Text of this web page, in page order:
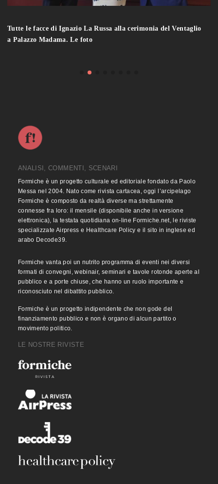
Tutte le facce di Ignazio La Russa alla cerimonia del Ventaglio
a Palazzo Madama. Le foto
ANALISI, COMMENTI, SCENARI
Formiche è un progetto culturale ed editoriale fondato da Paolo
Messa nel 2004. Nato come rivista cartacea, oggi l’arcipelago
Formiche è composto da realtà diverse ma strettamente
connesse fra loro: il mensile (disponibile anche in versione
elettronica), la testata quotidiana on-line Formiche.net, le riviste
specializzate Airpress e Healthcare Policy e il sito in inglese ed
arabo Decode39.
Formiche vanta poi un nutrito programma di eventi nei diversi
formati di convegni, webinair, seminari e tavole rotonde aperte al
pubblico e a porte chiuse, che hanno un ruolo importante e
riconosciuto nel dibattito pubblico.
Formiche è un progetto indipendente che non gode del
finanziamento pubblico e non è organo di alcun partito o
movimento politico.
LE NOSTRE RIVISTE